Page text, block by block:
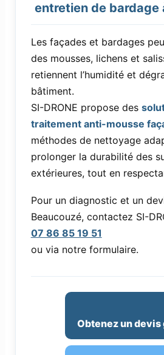
entretien de bardage
Les façades et bardages
des mousses, lichens et
retiennent l’humidité et
bâtiment.
SI-DRONE propose des
traitement anti-mousse
méthodes de nettoyage
prolonger la durabilité des
extérieures, tout en
Pour un diagnostic et un
Beaucouzé, contactez SI-
07 86 85 19 51
ou via notre formulaire.
Obtenez un